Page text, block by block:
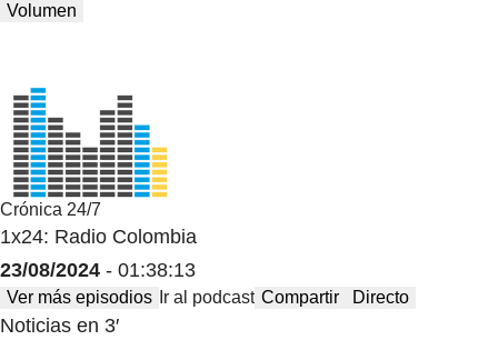
Volumen
Crónica 24/7
1x24: Radio Colombia
23/08/2024 - 01:38:13
Ver más episodios Ir al podcast Compartir Directo
Noticias en 3′